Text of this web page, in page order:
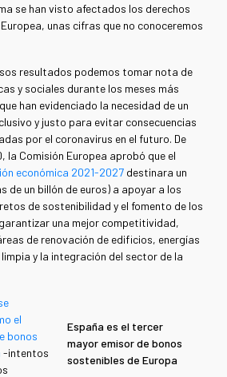
se han visto afectados los derechos
unas cifras que no conoceremos
resultados podemos tomar nota de
y sociales durante los meses más
han evidenciado la necesidad de un
y justo para evitar consecuencias
por el coronavirus en el futuro. De
la Comisión Europea aprobó que el
ón económica 2021-2027 destinara un
de un billón de euros) a apoyar a los
de sostenibilidad y el fomento de los
una mejor competitividad,
de renovación de edificios, energías
y la integración del sector de la
España es el tercer
mayor emisor de bonos
sostenibles de Europa
el
bonos
-intentos